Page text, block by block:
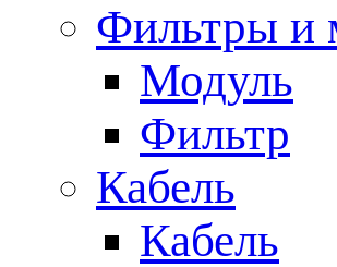
Фильтры и
Модуль
Фильтр
Кабель
Кабель